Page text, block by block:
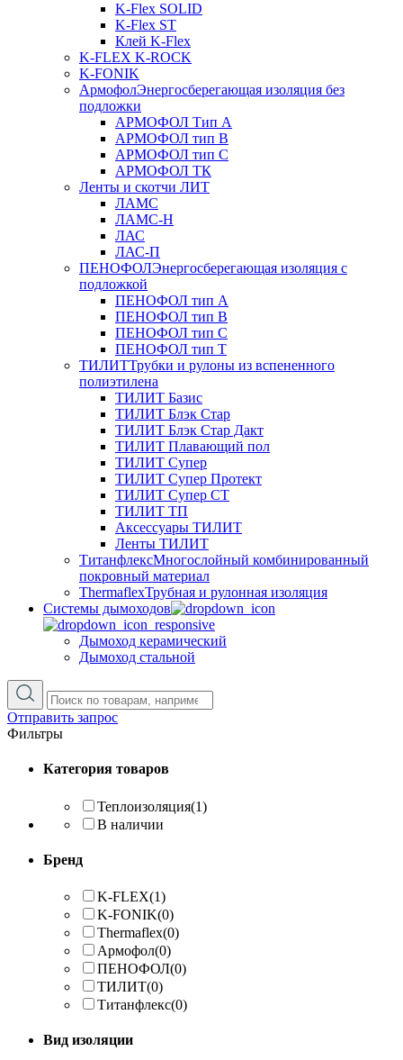
K-Flex SOLID
K-Flex ST
Клей K-Flex
K-FLEX K-ROCK
K-FONIK
АрмофолЭнергосберегающая изоляция без
подложки
АРМОФОЛ Тип А
АРМОФОЛ тип В
АРМОФОЛ тип C
АРМОФОЛ ТК
Ленты и скотчи ЛИТ
ЛАМС
ЛАМС-Н
ЛАС
ЛАС-П
ПЕНОФОЛЭнергосберегающая изоляция с
подложкой
ПЕНОФОЛ тип А
ПЕНОФОЛ тип B
ПЕНОФОЛ тип C
ПЕНОФОЛ тип T
ТИЛИТТрубки и рулоны из вспененного
полиэтилена
ТИЛИТ Базис
ТИЛИТ Блэк Стар
ТИЛИТ Блэк Стар Дакт
ТИЛИТ Плавающий пол
ТИЛИТ Супер
ТИЛИТ Супер Протект
ТИЛИТ Супер СТ
ТИЛИТ ТП
Аксессуары ТИЛИТ
Ленты ТИЛИТ
ТитанфлексМногослойный комбинированный
покровный материал
ThermaflexТрубная и рулонная изоляция
Cистемы дымоходов
Дымоход керамический
Дымоход стальной
Отправить запрос
Фильтры
Категория товаров
Теплоизоляция(1)
В наличии
Бренд
K-FLEX(1)
K-FONIK(0)
Thermaflex(0)
Армофол(0)
ПЕНОФОЛ(0)
ТИЛИТ(0)
Титанфлекс(0)
Вид изоляции